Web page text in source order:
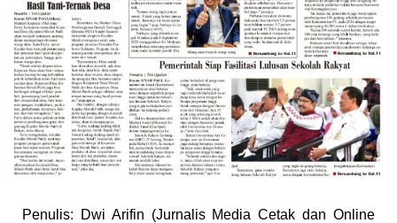
Penulis: Dwi Arifin (Jurnalis Media Cetak dan Online